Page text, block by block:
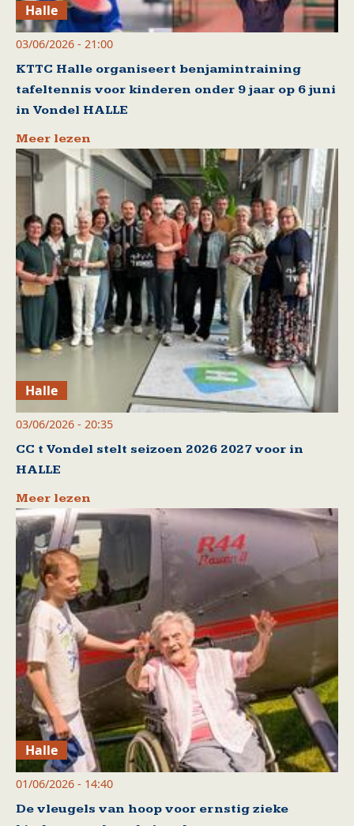
Halle
03/06/2026 - 21:00
KTTC Halle organiseert benjamintraining
tafeltennis voor kinderen onder 9 jaar op 6 juni
in Vondel HALLE
Meer lezen
Halle
03/06/2026 - 20:35
CC t Vondel stelt seizoen 2026 2027 voor in
HALLE
Meer lezen
Halle
01/06/2026 - 14:40
De vleugels van hoop voor ernstig zieke